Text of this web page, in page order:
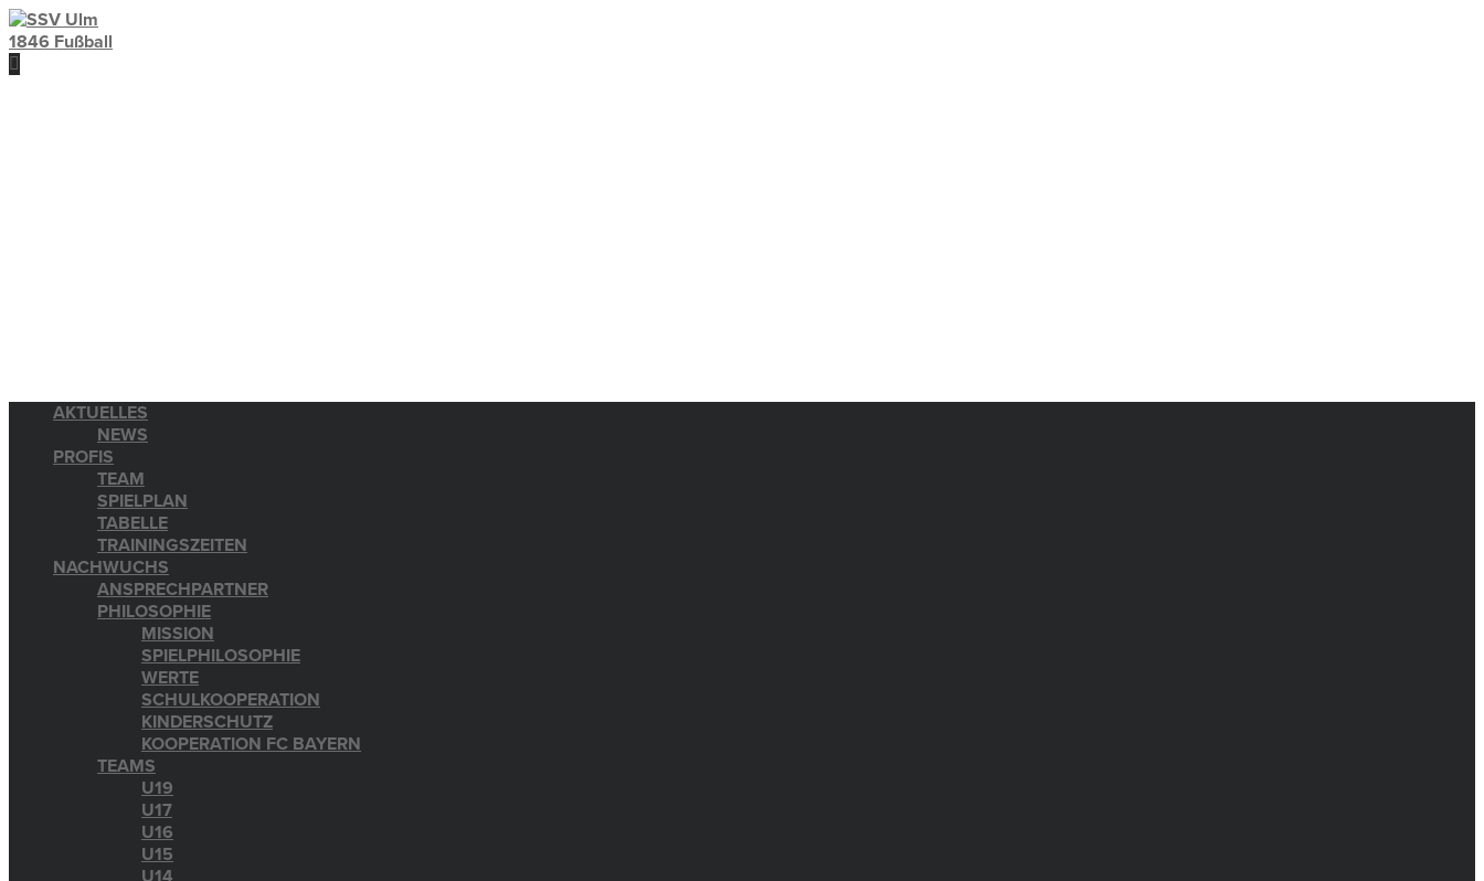
AKTUELLES
NEWS
PROFIS
TEAM
SPIELPLAN
TABELLE
TRAININGSZEITEN
NACHWUCHS
ANSPRECHPARTNER
PHILOSOPHIE
MISSION
SPIELPHILOSOPHIE
WERTE
SCHULKOOPERATION
KINDERSCHUTZ
KOOPERATION FC BAYERN
TEAMS
U19
U17
U16
U15
U14